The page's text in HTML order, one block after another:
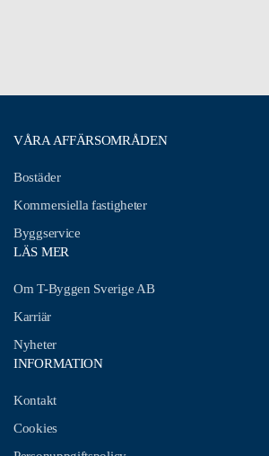
VÅRA AFFÄRSOMRÅDEN
Bostäder
Kommersiella fastigheter
Byggservice
LÄS MER
Om T-Byggen Sverige AB
Karriär
Nyheter
INFORMATION
Kontakt
Cookies